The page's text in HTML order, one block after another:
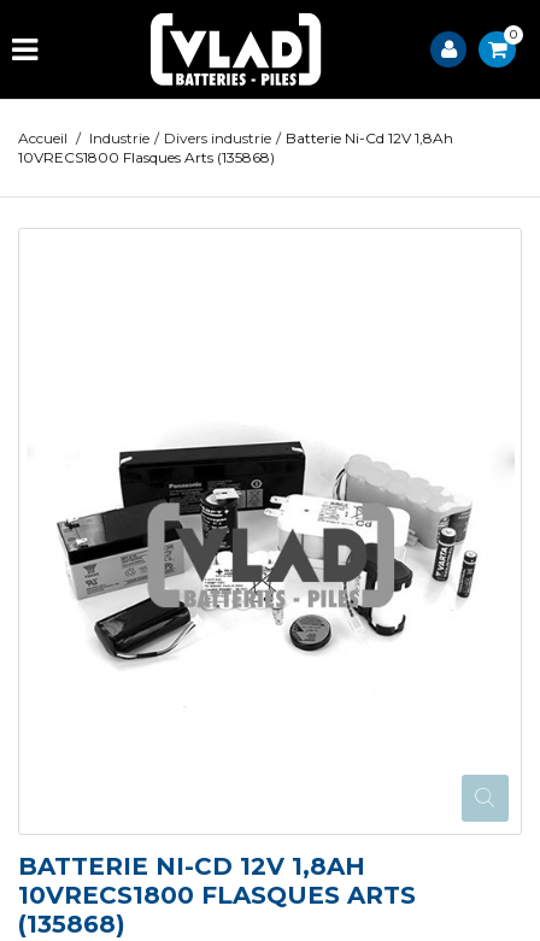
0
Accueil / Industrie / Divers industrie / Batterie Ni-Cd 12V 1,8Ah
10VRECS1800 Flasques Arts (135868)
BATTERIE NI-CD 12V 1,8AH
10VRECS1800 FLASQUES ARTS
(135868)